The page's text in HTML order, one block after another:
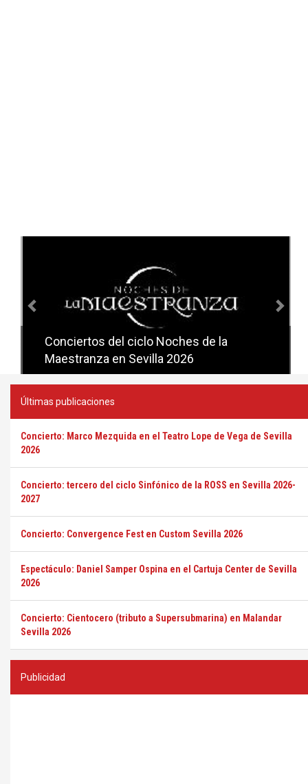
Conciertos del ciclo Noches de la
Maestranza en Sevilla 2026
Conciertos del ciclo Candlelight en
Sevilla
Últimas publicaciones
Concierto: Marco Mezquida en el Teatro Lope de Vega de Sevilla
2026
Concierto: tercero del ciclo Sinfónico de la ROSS en Sevilla 2026-
2027
Concierto: Convergence Fest en Custom Sevilla 2026
Espectáculo: Daniel Samper Ospina en el Cartuja Center de Sevilla
2026
Concierto: Cientocero (tributo a Supersubmarina) en Malandar
Sevilla 2026
Publicidad